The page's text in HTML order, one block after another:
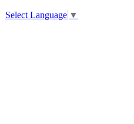
Select Language ▼